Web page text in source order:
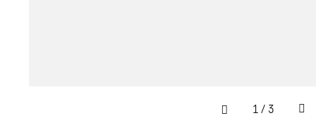
1 / 3